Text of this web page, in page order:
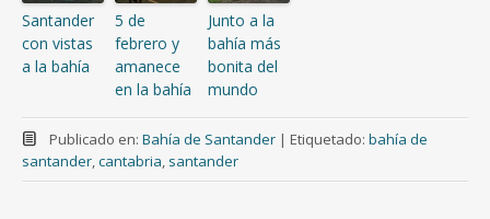
Santander
con vistas
a la bahía
5 de
febrero y
amanece
en la bahía
Junto a la
bahía más
bonita del
mundo
Publicado en: Bahía de Santander | Etiquetado: bahía de
santander,cantabria, santander